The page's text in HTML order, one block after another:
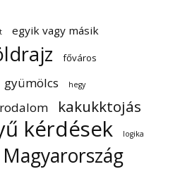
egyik vagy másik
főváros
gyümölcs hegy
kakukktojás
kérdések logika
Magyarország